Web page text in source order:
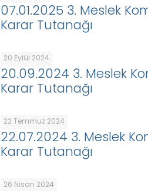
07.01.2025 3. Meslek
Karar Tutanağı
20 Eylül 2024
20.09.2024 3. Meslek
Karar Tutanağı
22 Temmuz 2024
22.07.2024 3. Meslek
Karar Tutanağı
26 Nisan 2024